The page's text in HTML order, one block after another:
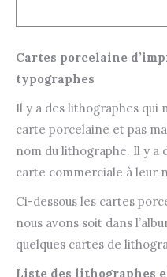
Cartes porcelaine
typographes
Il y a des lithographes
carte porcelaine et pas
nom du lithographe. Il y a
carte commerciale à leur
Ci-dessous les cartes
nous avons soit dans
quelques cartes de
Liste des lithographes